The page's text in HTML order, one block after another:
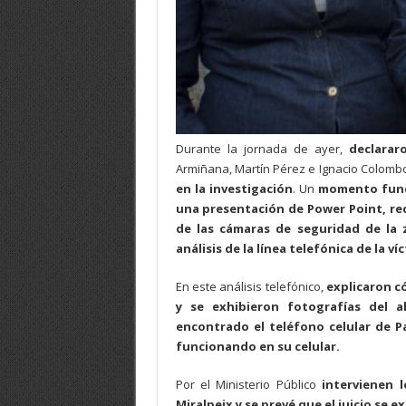
Durante la jornada de ayer,
Armiñana, Martín Pérez e Ignacio
en la investigación. Un momento
una presentación de Power Point,
de las cámaras de seguridad de
análisis de la línea telefónica de la
En este análisis telefónico, explicaron
y se exhibieron fotografías del
encontrado el teléfono celular de
funcionando en su celular.
Por el Ministerio Público intervienen